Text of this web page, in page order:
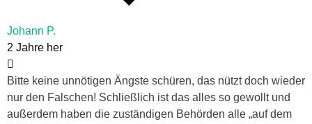
Johann P.
2 Jahre her
Bitte keine unnötigen Ängste schüren, das nützt doch wieder
nur den Falschen! Schließlich ist das alles so gewollt und
außerdem haben die zuständigen Behörden alle „auf dem